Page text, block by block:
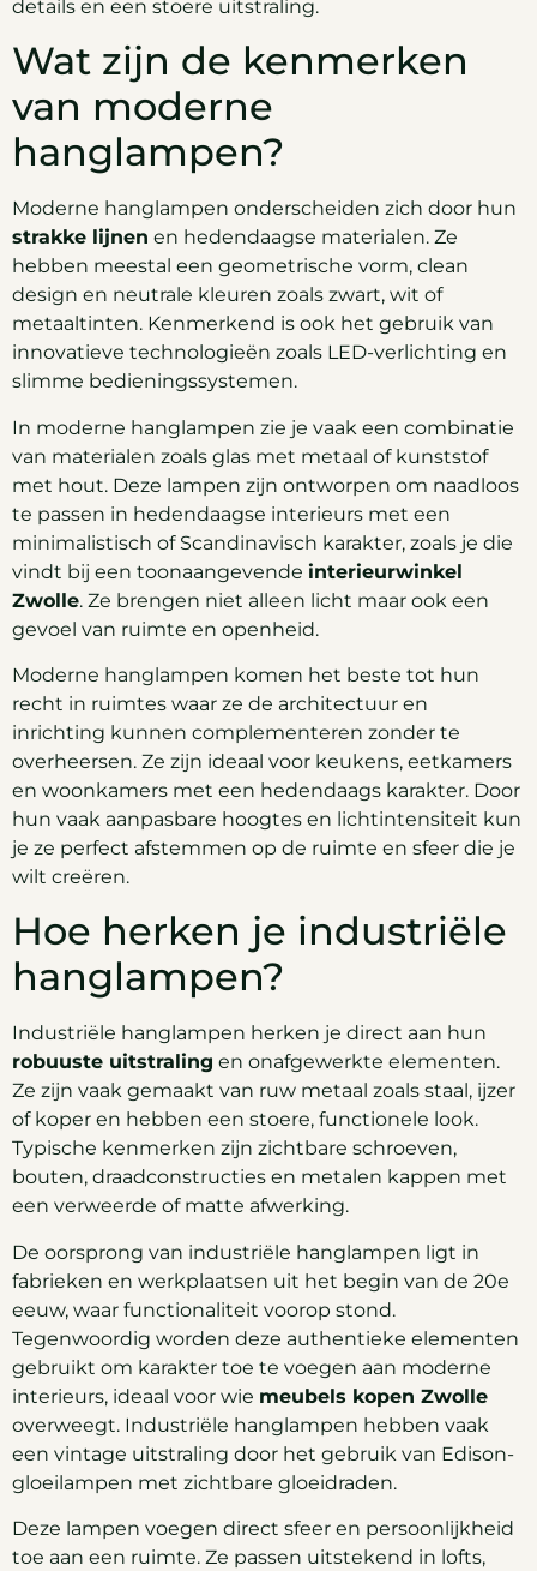
details en een stoere uitstraling.
Wat zijn de kenmerken
van moderne
hanglampen?
Moderne hanglampen onderscheiden zich door hun
strakke lijnen en hedendaagse materialen. Ze
hebben meestal een geometrische vorm, clean
design en neutrale kleuren zoals zwart, wit of
metaaltinten. Kenmerkend is ook het gebruik van
innovatieve technologieën zoals LED-verlichting en
slimme bedieningssystemen.
In moderne hanglampen zie je vaak een combinatie
van materialen zoals glas met metaal of kunststof
met hout. Deze lampen zijn ontworpen om naadloos
te passen in hedendaagse interieurs met een
minimalistisch of Scandinavisch karakter, zoals je die
vindt bij een toonaangevende interieurwinkel
Zwolle. Ze brengen niet alleen licht maar ook een
gevoel van ruimte en openheid.
Moderne hanglampen komen het beste tot hun
recht in ruimtes waar ze de architectuur en
inrichting kunnen complementeren zonder te
overheersen. Ze zijn ideaal voor keukens, eetkamers
en woonkamers met een hedendaags karakter. Door
hun vaak aanpasbare hoogtes en lichtintensiteit kun
je ze perfect afstemmen op de ruimte en sfeer die je
wilt creëren.
Hoe herken je industriële
hanglampen?
Industriële hanglampen herken je direct aan hun
robuuste uitstraling en onafgewerkte elementen.
Ze zijn vaak gemaakt van ruw metaal zoals staal, ijzer
of koper en hebben een stoere, functionele look.
Typische kenmerken zijn zichtbare schroeven,
bouten, draadconstructies en metalen kappen met
een verweerde of matte afwerking.
De oorsprong van industriële hanglampen ligt in
fabrieken en werkplaatsen uit het begin van de 20e
eeuw, waar functionaliteit voorop stond.
Tegenwoordig worden deze authentieke elementen
gebruikt om karakter toe te voegen aan moderne
interieurs, ideaal voor wie meubels kopen Zwolle
overweegt. Industriële hanglampen hebben vaak
een vintage uitstraling door het gebruik van Edison-
gloeilampen met zichtbare gloeidraden.
Deze lampen voegen direct sfeer en persoonlijkheid
toe aan een ruimte. Ze passen uitstekend in lofts,